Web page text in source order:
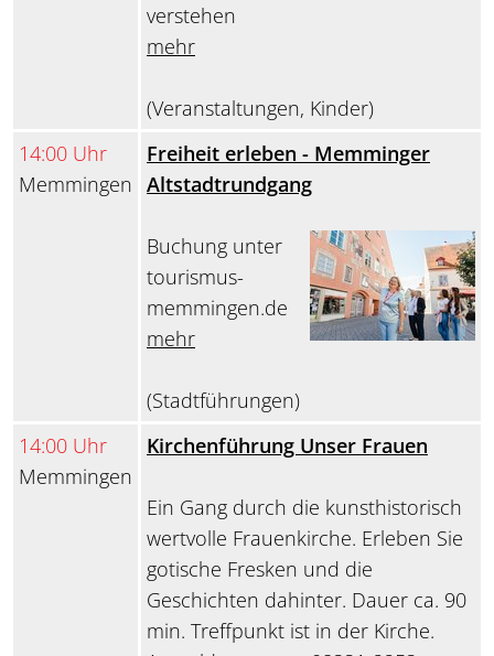
verstehen
mehr
(Veranstaltungen, Kinder)
14:00 Uhr
Memmingen
Freiheit erleben - Memminger
Altstadtrundgang
Buchung unter
tourismus-
memmingen.de
mehr
(Stadtführungen)
14:00 Uhr
Memmingen
Kirchenführung Unser Frauen
Ein Gang durch die kunsthistorisch
wertvolle Frauenkirche. Erleben Sie
gotische Fresken und die
Geschichten dahinter. Dauer ca. 90
min. Treffpunkt ist in der Kirche.